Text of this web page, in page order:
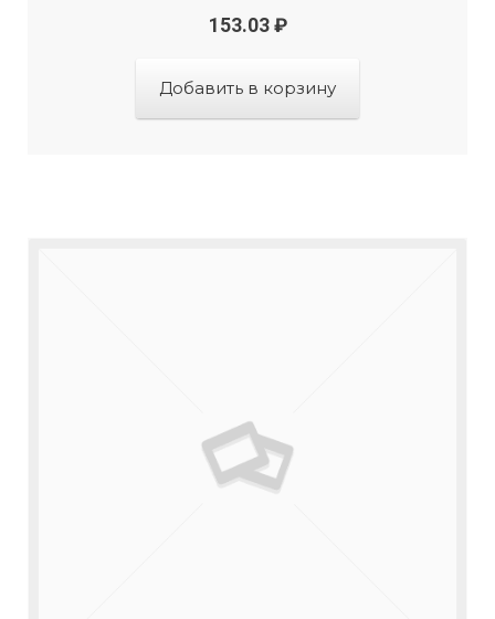
153.03 ₽
Добавить в корзину